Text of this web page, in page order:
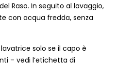
Raso. In seguito al lavaggio,
con acqua fredda, senza
solo se il capo è
– vedi l’etichetta di